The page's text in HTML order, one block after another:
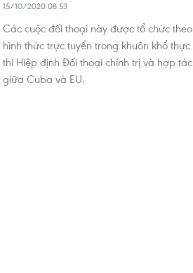
15/10/2020 08:53
Các cuộc đối thoại này được tổ chức theo
hình thức trực tuyến trong khuôn khổ thực
thi Hiệp định Đối thoại chính trị và hợp tác
giữa Cuba và EU.